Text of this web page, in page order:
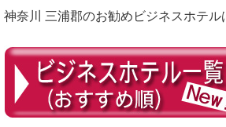
神奈川 三浦郡のお勧めビジネスホテル